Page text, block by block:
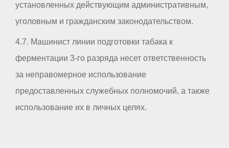
установленных действующим административным,
уголовным и гражданским законодательством.
4.7. Машинист линии подготовки табака к
ферментации 3-го разряда несет ответственность
за неправомерное использование
предоставленных служебных полномочий, а также
использование их в личных целях.